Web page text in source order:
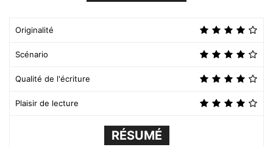
Originalité
Scénario
Qualité de l'écriture
Plaisir de lecture
RÉSUMÉ